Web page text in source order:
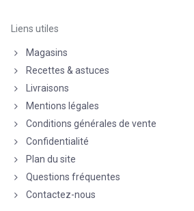
Liens utiles
Magasins
Recettes & astuces
Livraisons
Mentions légales
Conditions générales de vente
Confidentialité
Plan du site
Questions fréquentes
Contactez-nous